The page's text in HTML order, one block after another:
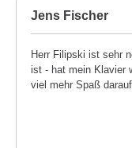
Jens Fischer
Herr Filipski ist sehr
ist - hat mein Klavier
viel mehr Spaß